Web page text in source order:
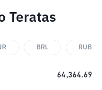
Teratas
BRL RUB
64,364.69